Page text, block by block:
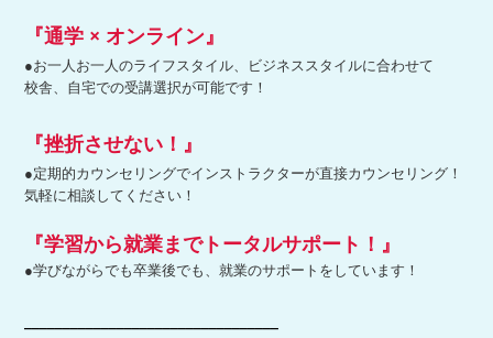
『通学 × オンライン』
●お一人お一人のライフスタイル、ビジネススタイルに合わせて
校舎、自宅での受講選択が可能です！
『挫折させない！』
●定期的カウンセリングでインストラクターが直接カウンセリング！
気軽に相談してください！
『学習から就業までトータルサポート！』
●学びながらでも卒業後でも、就業のサポートをしています！